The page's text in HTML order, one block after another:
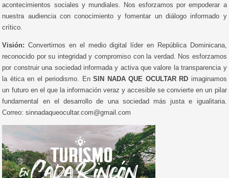
acontecimientos sociales y mundiales. Nos esforzamos por empoderar a
nuestra audiencia con conocimiento y fomentar un diálogo informado y
crítico.
Visión: Convertirnos en el medio digital líder en República Dominicana,
reconocido por su integridad y compromiso con la verdad. Nos esforzamos
por construir una sociedad informada y activa que valore la transparencia y
la ética en el periodismo. EnSIN NADA QUE OCULTAR RD imaginamos
un futuro en el que la información veraz y accesible se convierte en un pilar
fundamental en el desarrollo de una sociedad más justa e igualitaria.
Correo: sinnadaqueocultar.com@gmail.com